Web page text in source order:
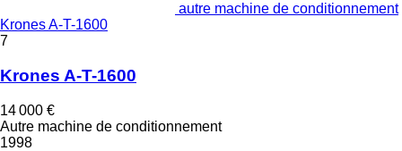
autre machine de conditionnement
Krones A-T-1600
7
Krones A-T-1600
14 000 €
Autre machine de conditionnement
1998